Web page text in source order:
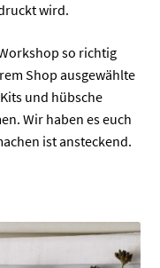
wird.
so richtig
Shop ausgewählte
und hübsche
Wir haben es euch
ist ansteckend.